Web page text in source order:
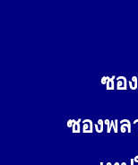
ซอ
ซองพล